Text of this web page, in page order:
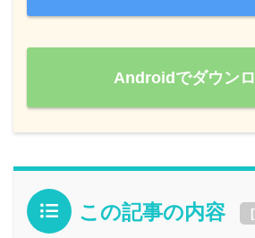
Androidでダウン
この記事の内容 [